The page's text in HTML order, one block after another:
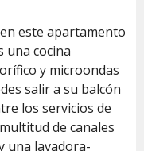
este apartamento
una cocina
y microondas
salir a su balcón
los servicios de
de canales
una lavadora-